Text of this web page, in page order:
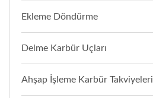
Ekleme Döndürme
Delme Karbür Uçları
Ahşap İşleme Karbür Takviyeleri